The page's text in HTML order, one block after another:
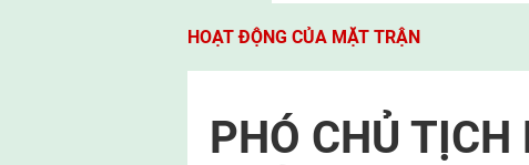
viện
HOẠT ĐỘNG CỦA MẶT TRẬN
PHÓ CHỦ TỊCH